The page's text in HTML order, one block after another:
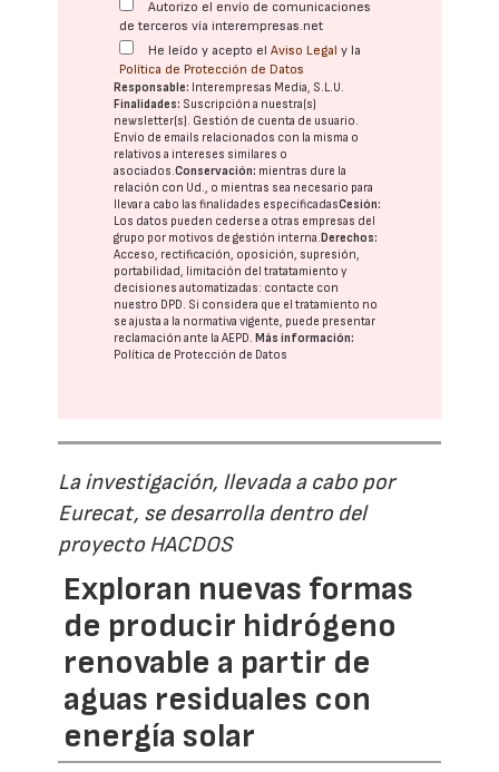
Autorizo el envío de comunicaciones
de terceros vía interempresas.net
He leído y acepto elAviso Legal y la
Política de Protección de Datos
Responsable: Interempresas Media, S.L.U.
Finalidades: Suscripción a nuestra(s)
newsletter(s). Gestión de cuenta de usuario.
Envío de emails relacionados con la misma o
relativos a intereses similares o
asociados.Conservación: mientras dure la
relación con Ud., o mientras sea necesario para
llevar a cabo las finalidades especificadasCesión:
Los datos pueden cederse a otras empresas del
grupo por motivos de gestión interna. Derechos:
Acceso, rectificación, oposición, supresión,
portabilidad, limitación del tratatamiento y
decisiones automatizadas: contacte con
nuestro DPD. Si considera que el tratamiento no
se ajusta a la normativa vigente, puede presentar
reclamación ante laAEPD. Más información:
Política de Protección de Datos
La investigación, llevada a cabo por
Eurecat, se desarrolla dentro del
proyecto HACDOS
Exploran nuevas formas
de producir hidrógeno
renovable a partir de
aguas residuales con
energía solar